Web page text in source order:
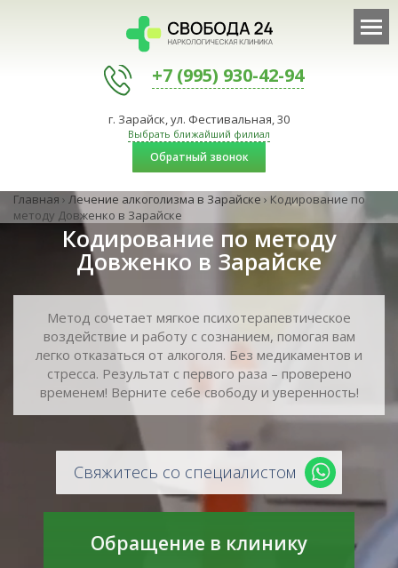
+7 (995) 930-42-94
г. Зарайск, ул. Фестивальная, 30
Выбрать ближайший филиал
Обратный звонок
Главная › Лечение алкоголизма в Зарайске › Кодирование по
методу Довженко в Зарайске
Кодирование по методу
Довженко в Зарайске
Метод сочетает мягкое психотерапевтическое
воздействие и работу с сознанием, помогая вам
легко отказаться от алкоголя. Без медикаментов и
стресса. Результат с первого раза – проверено
временем! Верните себе свободу и уверенность!
Свяжитесь со специалистом
Обращение в клинику